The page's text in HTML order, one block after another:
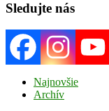
Sledujte nás
Najnovšie
Archív